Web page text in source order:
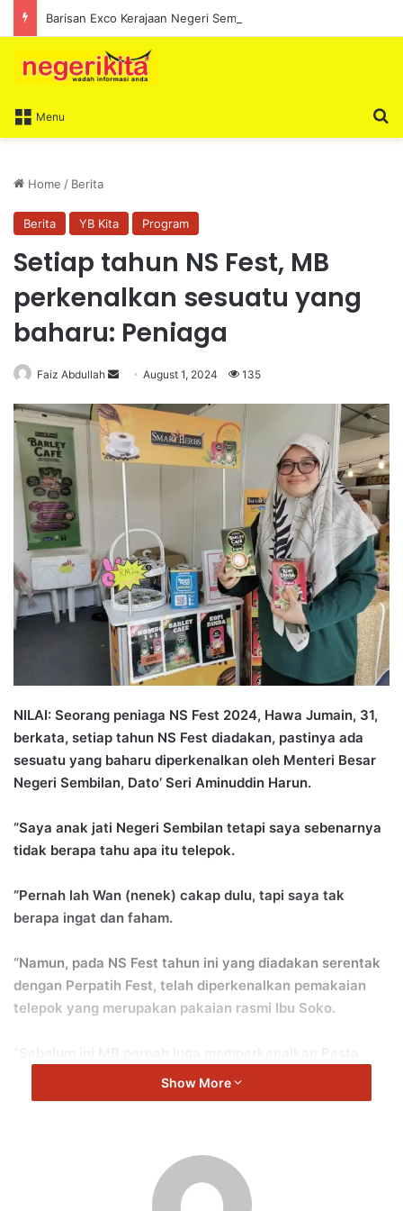
Menu
Home / Berita
Berita YB Kita Program
Setiap tahun NS Fest, MB
perkenalkan sesuatu yang
baharu: Peniaga
Faiz Abdullah
n
d
a
n
m
i
l
August 1, 2024 135
NILAI: Seorang peniaga NS Fest 2024, Hawa Jumain, 31,
berkata, setiap tahun NS Fest diadakan, pastinya ada
sesuatu yang baharu diperkenalkan oleh Menteri Besar
Negeri Sembilan, Dato’ Seri Aminuddin Harun.
“Saya anak jati Negeri Sembilan tetapi saya sebenarnya
tidak berapa tahu apa itu telepok.
“Pernah lah Wan (nenek) cakap dulu, tapi saya tak
berapa ingat dan faham.
“Namun, pada NS Fest tahun ini yang diadakan serentak
dengan Perpatih Fest, telah diperkenalkan pemakaian
telepok yang merupakan pakaian rasmi Ibu Soko.
Bola Ngoca,” kata Hawa dari Seremban.
Kerajaan Negeri Sembilan meneruskan program NS Fest.
Show More